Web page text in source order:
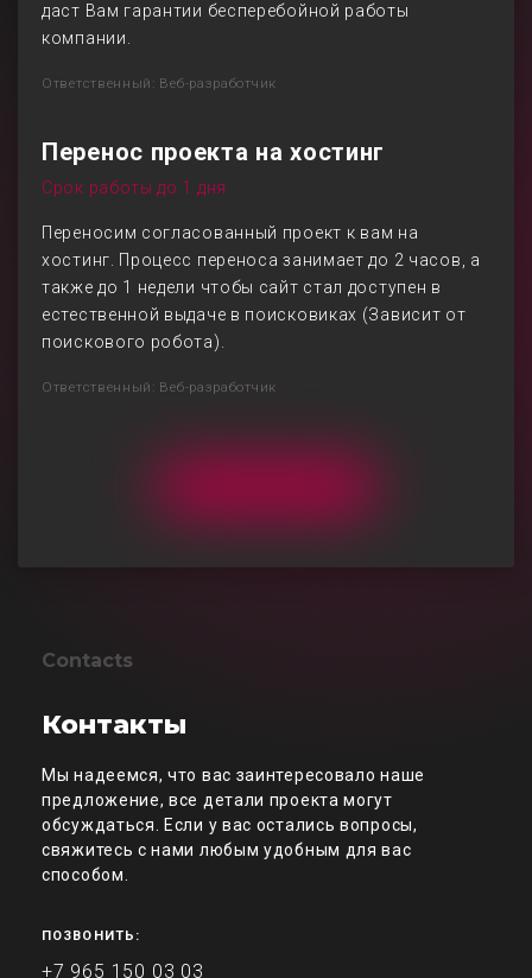
даст Вам гарантии бесперебойной работы
компании.
Ответственный: Веб-разработчик
Перенос проекта на хостинг
Срок работы до 1 дня
Переносим согласованный проект к вам на
хостинг. Процесс переноса занимает до 2 часов, а
также до 1 недели чтобы сайт стал доступен в
естественной выдаче в поисковиках (Зависит от
поискового робота).
Ответственный: Веб-разработчик
Contacts
Контакты
Мы надеемся, что вас заинтересовало наше
предложение, все детали проекта могут
обсуждаться. Если у вас остались вопросы,
свяжитесь с нами любым удобным для вас
способом.
ПОЗВОНИТЬ:
+7 965 150 03 03